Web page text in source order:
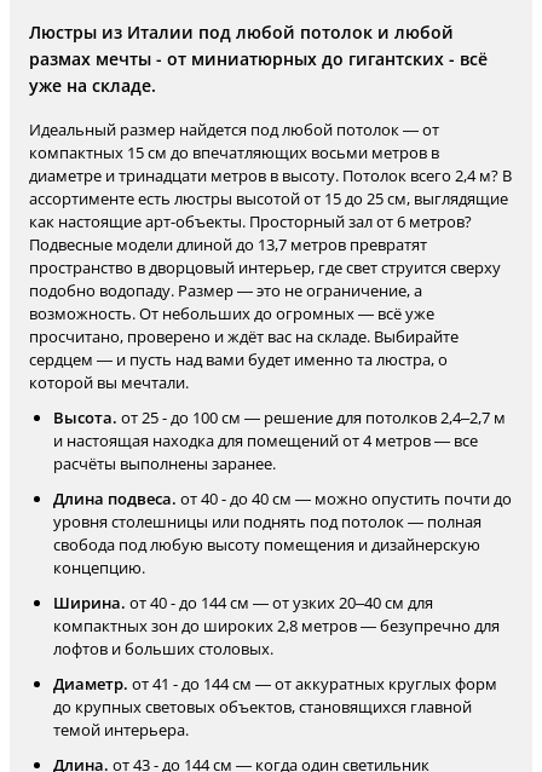
Люстры из Италии под любой потолок и любой
размах мечты - от миниатюрных до гигантских - всё
уже на складе.
Идеальный размер найдется под любой потолок — от
компактных 15 см до впечатляющих восьми метров в
диаметре и тринадцати метров в высоту. Потолок всего 2,4 м? В
ассортименте есть люстры высотой от 15 до 25 см, выглядящие
как настоящие арт-объекты. Просторный зал от 6 метров?
Подвесные модели длиной до 13,7 метров превратят
пространство в дворцовый интерьер, где свет струится сверху
подобно водопаду. Размер — это не ограничение, а
возможность. От небольших до огромных — всё уже
просчитано, проверено и ждёт вас на складе. Выбирайте
сердцем — и пусть над вами будет именно та люстра, о
которой вы мечтали.
Высота. от 25 - до 100 см — решение для потолков 2,4–2,7 м
и настоящая находка для помещений от 4 метров — все
расчёты выполнены заранее.
Длина подвеса. от 40 - до 40 см — можно опустить почти до
уровня столешницы или поднять под потолок — полная
свобода под любую высоту помещения и дизайнерскую
концепцию.
Ширина. от 40 - до 144 см — от узких 20–40 см для
компактных зон до широких 2,8 метров — безупречно для
лофтов и больших столовых.
Диаметр. от 41 - до 144 см — от аккуратных круглых форм
до крупных световых объектов, становящихся главной
темой интерьера.
Длина. от 43 - до 144 см — когда один светильник